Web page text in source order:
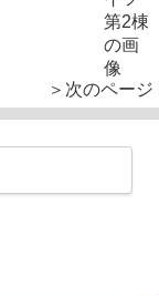
＞次のページ